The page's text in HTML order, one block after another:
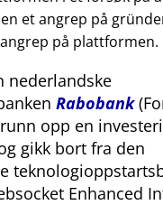
et angrep på
på plattformen.
nederlandske
Rabobank
opp en
gikk bort fra den
Enhanced